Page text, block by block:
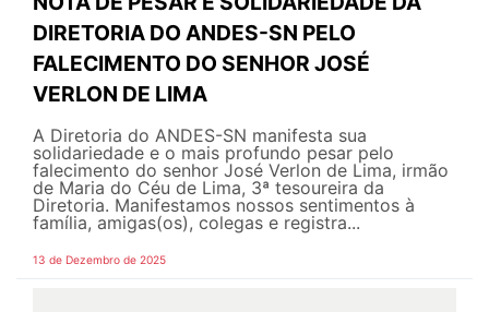
DIRETORIA DO ANDES-SN PELO
FALECIMENTO DO SENHOR JOSÉ
VERLON DE LIMA
A Diretoria do ANDES-SN manifesta sua
solidariedade e o mais profundo pesar pelo
falecimento do senhor José Verlon de Lima, irmão
de Maria do Céu de Lima, 3ª tesoureira da
Diretoria. Manifestamos nossos sentimentos à
família, amigas(os), colegas e registra...
13 de Dezembro de 2025